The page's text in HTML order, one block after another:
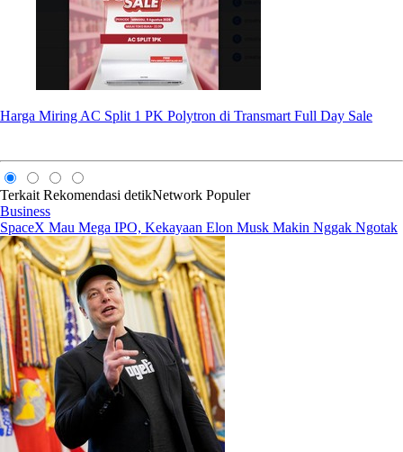
Harga Miring AC Split 1 PK Polytron di Transmart Full Day Sale
Terkait Rekomendasi detikNetwork Populer
Business
SpaceX Mau Mega IPO, Kekayaan Elon Musk Makin Nggak Ngotak